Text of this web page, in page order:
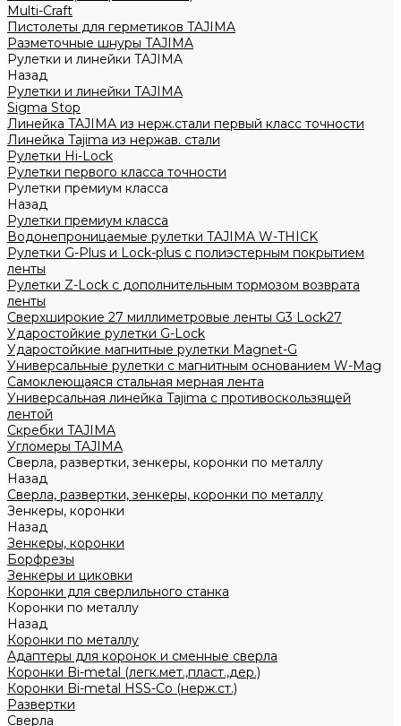
Multi-Craft
Пистолеты для герметиков TAJIMA
Разметочные шнуры TAJIMA
Рулетки и линейки TAJIMA
Назад
Рулетки и линейки TAJIMA
Sigma Stop
Линейка TAJIMA из нерж.стали первый класс точности
Линейка Tajima из нержав. стали
Рулетки Hi-Lock
Рулетки первого класса точности
Рулетки премиум класса
Назад
Рулетки премиум класса
Водонепроницаемые рулетки TAJIMA W-THICK
Рулетки G-Plus и Lock-plus с полиэстерным покрытием
ленты
Рулетки Z-Lock с дополнительным тормозом возврата
ленты
Сверхширокие 27 миллиметровые ленты G3 Lock27
Ударостойкие рулетки G-Lock
Ударостойкие магнитные рулетки Magnet-G
Универсальные рулетки с магнитным основанием W-Mag
Самоклеющаяся стальная мерная лента
Универсальная линейка Tajima с противоскользящей
лентой
Скребки TAJIMA
Угломеры TAJIMA
Сверла, развертки, зенкеры, коронки по металлу
Назад
Сверла, развертки, зенкеры, коронки по металлу
Зенкеры, коронки
Назад
Зенкеры, коронки
Борфрезы
Зенкеры и циковки
Коронки для сверлильного станка
Коронки по металлу
Назад
Коронки по металлу
Адаптеры для коронок и сменные сверла
Коронки Bi-metal (легк.мет.,пласт.,дер.)
Коронки Bi-metal HSS-Co (нерж.ст.)
Развертки
Сверла